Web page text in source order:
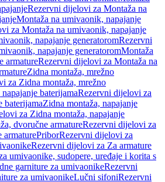
Rezervni dijelovi za Montaža na
Montaža na umivaonik, napajanje
za Montaža na umivaonik, napajanje
napajanje generatoromRezervni
napajanje generatoromMontaža
armatureRezervni dijelovi za Montaža na
Zidna montaža, mrežno
za Zidna montaža, mrežno
baterijamaRezervni dijelovi za
baterijamaZidna montaža, napajanje
za Zidna montaža, napajanje
dvoručne armatureRezervni dijelovi za
armaturePriborRezervni dijelovi za
Rezervni dijelovi za Za armature
umivaonike, sudopere, uređaje i korita s
garniture za umivaonikeRezervni
za umivaonikeLučni sifoniRezervni